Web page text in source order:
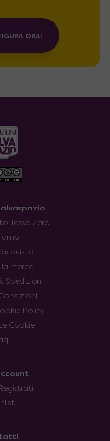
ORA!
Tasso Zero
la merce
Spedizioni
Condizioni
Policy
Cookie